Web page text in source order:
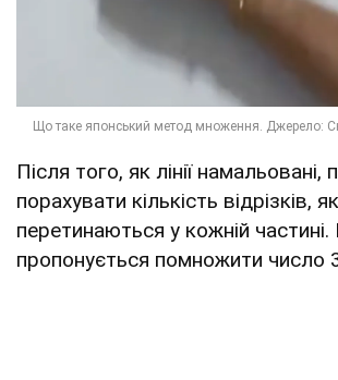
Після того, як лінії намальовані,
порахувати кількість відрізків,
перетинаються у кожній частині.
пропонується помножити число